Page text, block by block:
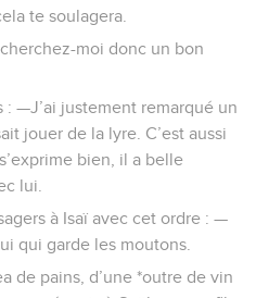
te soulagera.
moi donc un bon
: —J’ai justement remarqué un
jouer de la lyre. C’est aussi
bien, il a belle
lui.
à Isaï avec cet ordre : —
qui garde les moutons.
de pains, d’une *outre de vin